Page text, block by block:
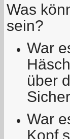
Was
sein?
War
über
War
Kopf